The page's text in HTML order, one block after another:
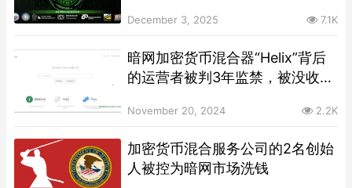
December 3, 2025 7.1K
暗网加密货币混合器“Helix”背后
的运营者被判3年监禁，被没收逾
November 20, 2024 2.2K
加密货币混合服务公司的2名创始
人被控为暗网市场洗钱